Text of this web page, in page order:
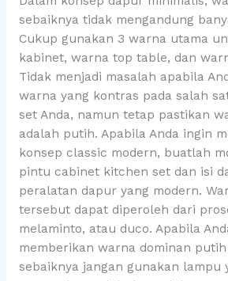
sebaiknya tidak mengandung
Cukup gunakan 3 warna utama
kabinet, warna top table, dan
Tidak menjadi masalah apabila
warna yang kontras pada salah
set Anda, namun tetap pastikan
adalah putih. Apabila Anda ingin
konsep classic modern, buatlah
pintu cabinet kitchen set dan isi
peralatan dapur yang modern.
tersebut dapat diperoleh dari
melaminto, atau duco. Apabila
memberikan warna dominan
sebaiknya jangan gunakan lampu